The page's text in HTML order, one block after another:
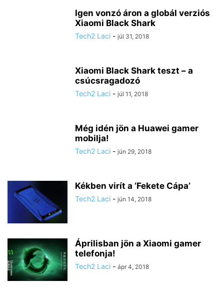
Igen vonzó áron a globál verziós
Xiaomi Black Shark
Tech2 Laci - júl 31, 2018
Xiaomi Black Shark teszt – a
csúcsragadozó
Tech2 Laci - júl 11, 2018
Még idén jön a Huawei gamer
mobilja!
Tech2 Laci - jún 29, 2018
Kékben virít a ‘Fekete Cápa’
Tech2 Laci - jún 14, 2018
Áprilisban jön a Xiaomi gamer
telefonja!
Tech2 Laci - ápr 4, 2018